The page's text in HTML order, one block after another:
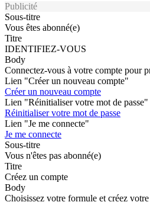
Publicité
Sous-titre
Vous êtes abonné(e)
Titre
IDENTIFIEZ-VOUS
Body
Connectez-vous à votre compte pour
Lien "Créer un nouveau compte"
Créer un nouveau compte
Lien "Réinitialiser votre mot de passe"
Réinitialiser votre mot de passe
Lien "Je me connecte"
Je me connecte
Sous-titre
Vous n'êtes pas abonné(e)
Titre
Créez un compte
Body
Choisissez votre formule et créez